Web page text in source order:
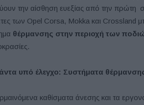
την αίσθηση ευεξίας από την πρώτη
των Opel Corsa, Mokka και
θέρμανσης στην περιοχή των
υπό έλεγχο: Συστήματα
καθίσματα άνεσης και τα